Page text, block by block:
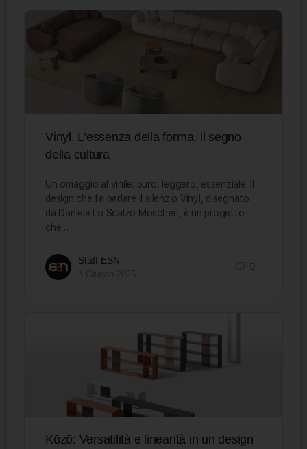
Vinyl. L’essenza della forma, il segno
della cultura
Un omaggio al vinile: puro, leggero, essenziale. Il
design che fa parlare il silenzio Vinyl, disegnato
da Daniele Lo Scalzo Moscheri, è un progetto
che…
Staff ESN
0
Kōzō: Versatilità e linearità in un design